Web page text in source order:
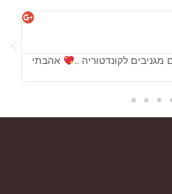
מגניבים לקונדטוריה ..
אהבתי